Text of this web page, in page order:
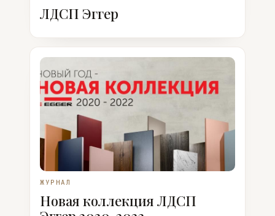
ЛДСП Эггер
ЖУРНАЛ
Новая коллекция ЛДСП